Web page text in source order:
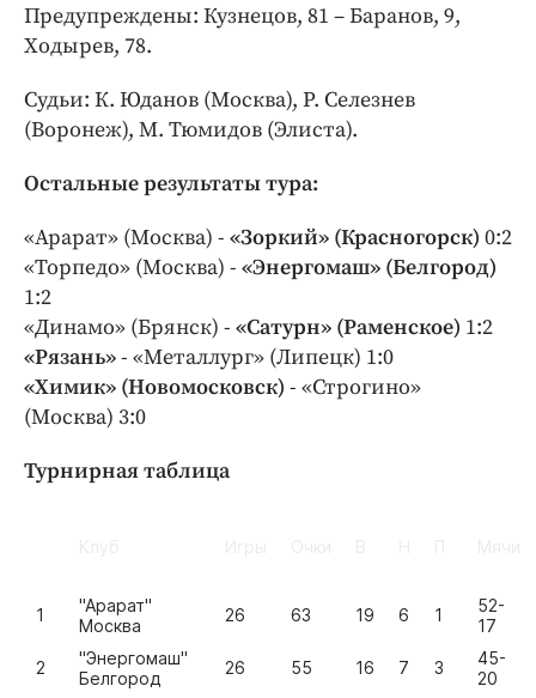
Предупреждены: Кузнецов, 81 – Баранов, 9,
Ходырев, 78.
Судьи: К. Юданов (Москва), Р. Селезнев
(Воронеж), М. Тюмидов (Элиста).
Остальные результаты тура:
«Арарат» (Москва) - «Зоркий» (Красногорск) 0:2
«Торпедо» (Москва) - «Энергомаш» (Белгород)
1:2
«Динамо» (Брянск) - «Сатурн» (Раменское) 1:2
«Рязань»- «Металлург» (Липецк) 1:0
«Химик» (Новомосковск) - «Строгино»
(Москва) 3:0
Турнирная таблица
1
"Арарат"
Москва
26 63 19 6 1
52-
17
2
"Энергомаш"
Белгород
26 55 16 7 3
45-
20